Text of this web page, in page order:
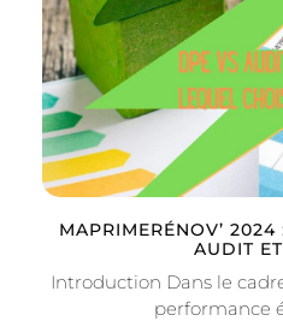
MAPRIMERÉNOV’
AUDIT
Introduction Dans le
performance